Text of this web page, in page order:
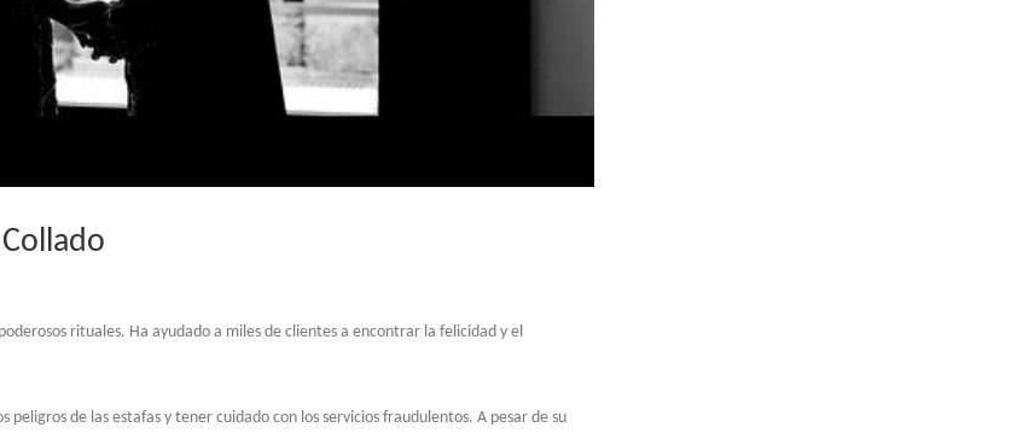
rituales. Ha ayudado a miles de clientes a encontrar la felicidad y el
de las estafas y tener cuidado con los servicios fraudulentos. A pesar de su